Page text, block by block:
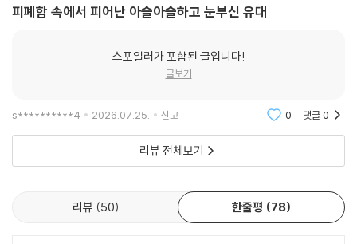
피폐함 속에서 피어난 아슬아슬하고 눈부신 유대
스포일러가 포함된 글입니다!
글보기
s**********4 2026.07.25. 신고 0 댓글0
리뷰 전체보기
리뷰 50 한줄평 78